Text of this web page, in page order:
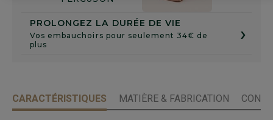
PROLONGEZ LA DURÉE DE VIE
Vos embauchoirs pour seulement 34€ de
plus
›
CARACTÉRISTIQUES MATIÈRE & FABRICATION